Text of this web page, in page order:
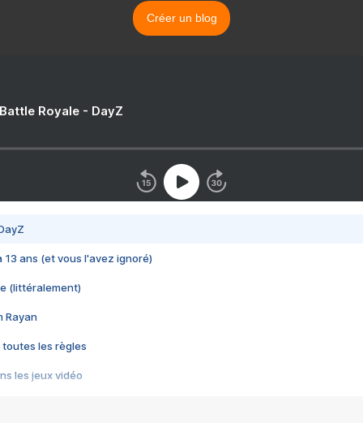
Créer un blog
Royale - DayZ
13 ans (et vous l'avez ignoré)
(littéralement)
Rayan
toutes les règles
les jeux vidéo